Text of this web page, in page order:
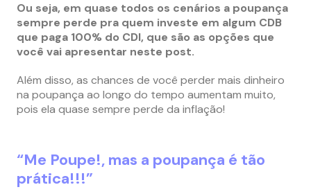
Ou seja, em quase todos os cenários a poupança
sempre perde pra quem investe em algum CDB
que paga 100% do CDI, que são as opções que
você vai apresentar neste post.
Além disso, as chances de você perder mais dinheiro
na poupança ao longo do tempo aumentam muito,
pois ela quase sempre perde da inflação!
“Me Poupe!, mas a poupança é tão
prática!!!”